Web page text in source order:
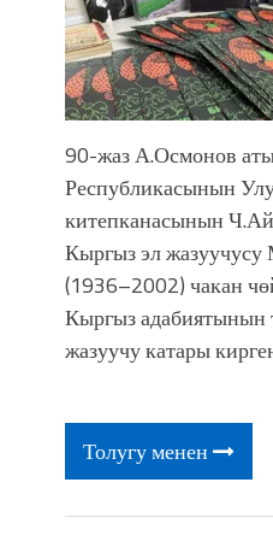
90-жаз А.Осмонов
Республикасынын
китепканасынын
Кыргыз эл жазуучусу
(1936–2002) чакан
Кыргыз адабиятынын
жазуучу катары
Толугу менен